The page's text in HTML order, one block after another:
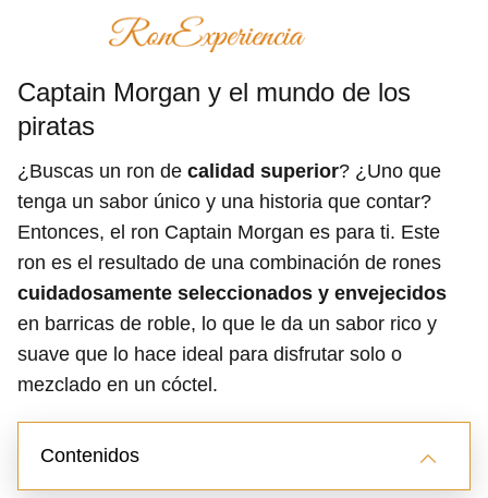
Captain Morgan y el mundo de los
piratas
¿Buscas un ron de calidad superior? ¿Uno que
tenga un sabor único y una historia que contar?
Entonces, el ron Captain Morgan es para ti. Este
ron es el resultado de una combinación de rones
cuidadosamente seleccionados y envejecidos
en barricas de roble, lo que le da un sabor rico y
suave que lo hace ideal para disfrutar solo o
mezclado en un cóctel.
Contenidos